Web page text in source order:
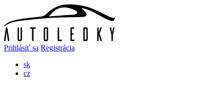
Prihlásiť sa Registrácia
sk
cz